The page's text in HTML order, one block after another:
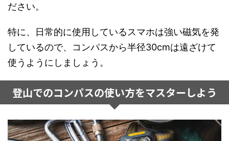
ださい。
特に、日常的に使用しているスマホは強い磁気を発
しているので、コンパスから半径30cmは遠ざけて
使うようにしましょう。
登山でのコンパスの使い方をマスターしよう